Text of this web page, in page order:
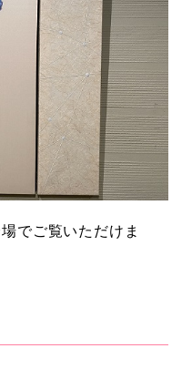
でご覧いただけま